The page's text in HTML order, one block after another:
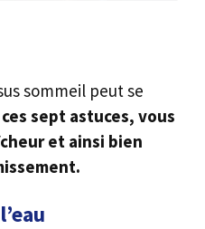
sommeil peut se
sept astuces, vous
et ainsi bien